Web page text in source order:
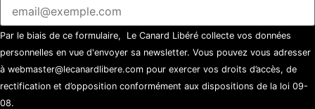
Par le biais de ce formulaire, Le Canard Libéré collecte vos données
personnelles en vue d'envoyer sa newsletter. Vous pouvez vous adresser
à webmaster@lecanardlibere.com pour exercer vos droits d’accès, de
rectification et d’opposition conformément aux dispositions de la loi 09-
08.